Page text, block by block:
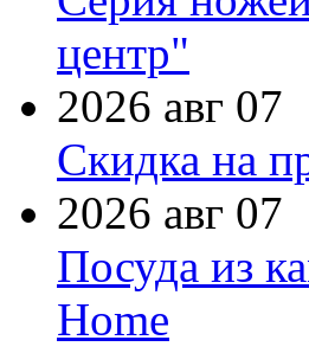
центр"
2026 авг 07
Скидка на
2026 авг 07
Посуда из
Home